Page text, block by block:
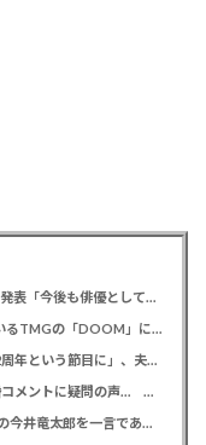
【祝】及川光博 一般女性との結婚と妻の妊娠を発表「今後も俳優としてミッチーとして精進」
尾上松也「八つ墓村」 主題歌はB’z松本孝弘率いるTMGの「DOOM」に決定、メインビジュアル＆本予告編も解禁
【祝】高木由梨奈アナ 第1子妊娠を発表「結婚2周年という節目に」、夫は岸田タツヤ
元TBS 山本里菜アナ 「感覚がわからない」離婚コメントに疑問の声… シャンパンタワーの超豪華式も結婚生活は4年半で終止符
M!LK 曽野舜太 「仮面ライダーゼッツ」初共演の今井竜太郎を一言であらわすと「大きいゴールデンレトリバー